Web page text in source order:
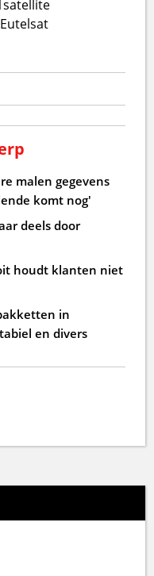
satellite
Eutelsat
malen gegevens
komt nog'
deels door
houdt klanten niet
in
en divers